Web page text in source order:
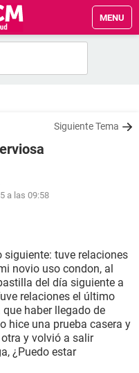
MENU
Siguiente Tema
a las 09:58
siguiente: tuve relaciones
novio uso condon, al
del día siguiente a
relaciones el último
haber llegado de
hice una prueba casera y
y volvió a salir
¿Puedo estar